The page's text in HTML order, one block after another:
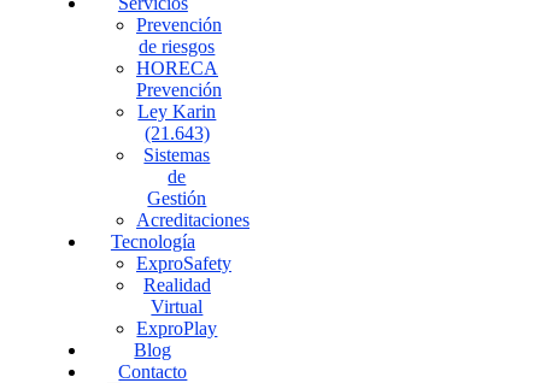
Prevención
de riesgos
HORECA
Prevención
Ley Karin
(21.643)
Sistemas
de
Gestión
Acreditaciones
Tecnología
ExproSafety
Realidad
Virtual
ExproPlay
Blog
Contacto